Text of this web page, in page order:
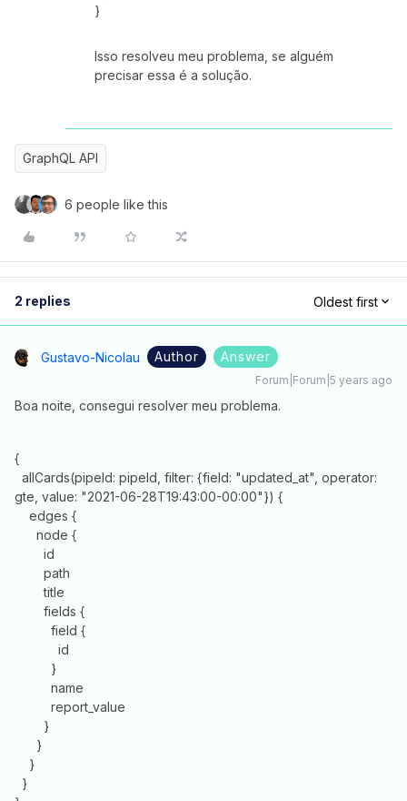
}
Isso resolveu meu problema, se alguém
precisar essa é a solução.
GraphQL API
6 people like this
2 replies Oldest first
Gustavo-Nicolau Author Answer
Forum|Forum|5 years ago
Boa noite, consegui resolver meu problema.
{
allCards(pipeId: pipeId, filter: {field: "updated_at", operator:
gte, value: "2021-06-28T19:43:00-00:00"}) {
edges {
node {
id
path
title
fields {
field {
id
}
name
report_value
}
}
}
}